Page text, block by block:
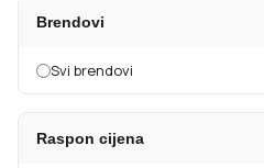
Brendovi
Svi brendovi
Raspon cijena